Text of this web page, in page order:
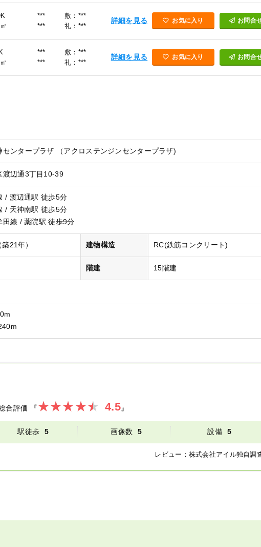
***
***
敷：***
礼：***
詳細を見る お気に入り お問合
***
***
敷：***
礼：***
詳細を見る お気に入り お問合
センタープラザ （アクロステンジンセンタープラザ)
渡辺通3丁目10-39
/ 渡辺通駅 徒歩5分
/ 天神南駅 徒歩5分
田線 / 薬院駅 徒歩9分
21年） 建物構造 RC(鉄筋コンクリート)
階建 15階建
合評価 『 4.5』
駅徒歩 5 画像数 5 設備 5
レビュー： 株式会社アイル独自調